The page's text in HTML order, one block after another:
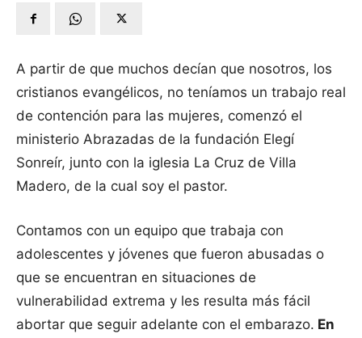
A partir de que muchos decían que nosotros, los
cristianos evangélicos, no teníamos un trabajo real
de contención para las mujeres, comenzó el
ministerio Abrazadas de la fundación Elegí
Sonreír, junto con la iglesia La Cruz de Villa
Madero, de la cual soy el pastor.
Contamos con un equipo que trabaja con
adolescentes y jóvenes que fueron abusadas o
que se encuentran en situaciones de
vulnerabilidad extrema y les resulta más fácil
abortar que seguir adelante con el embarazo. En